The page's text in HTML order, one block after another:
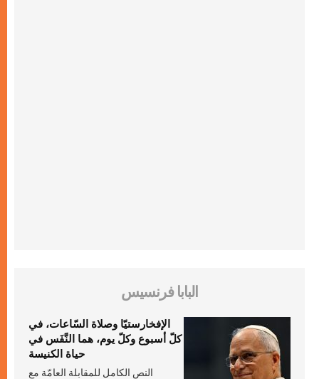
البابا فرنسيس
الإفخارستيّا وصلاة السّاعات، في
كلّ أسبوع وكلّ يوم، هما النَّفَس في
حياة الكنيسة
النص الكامل للمقابلة العامّة مع